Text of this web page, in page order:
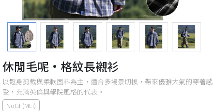
休閒毛呢·格紋長襯衫
以鬆身剪裁與柔軟面料為主，適合多場景切換，帶來優雅大氣的穿著感
受，充滿英倫與學院風格的代表。
NoGF(MEi)